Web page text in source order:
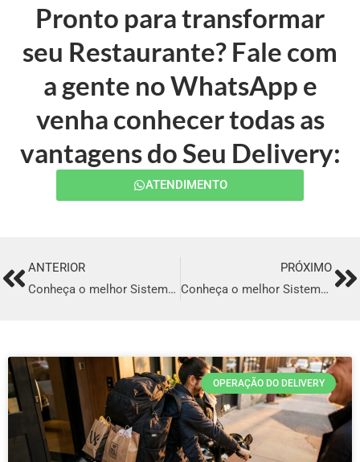
Pronto para transformar
seu Restaurante? Fale com
a gente no WhatsApp e
venha conhecer todas as
vantagens do Seu Delivery:
ATENDIMENTO
PrevANTERIOR
Conheça o melhor Sistema para Delivery em Vitória da Conquista
PRÓXIMO
Conheça o melhor Sistema para Delivery em Ribeirão Das Neves
OPERAÇÃO DO DELIVERY